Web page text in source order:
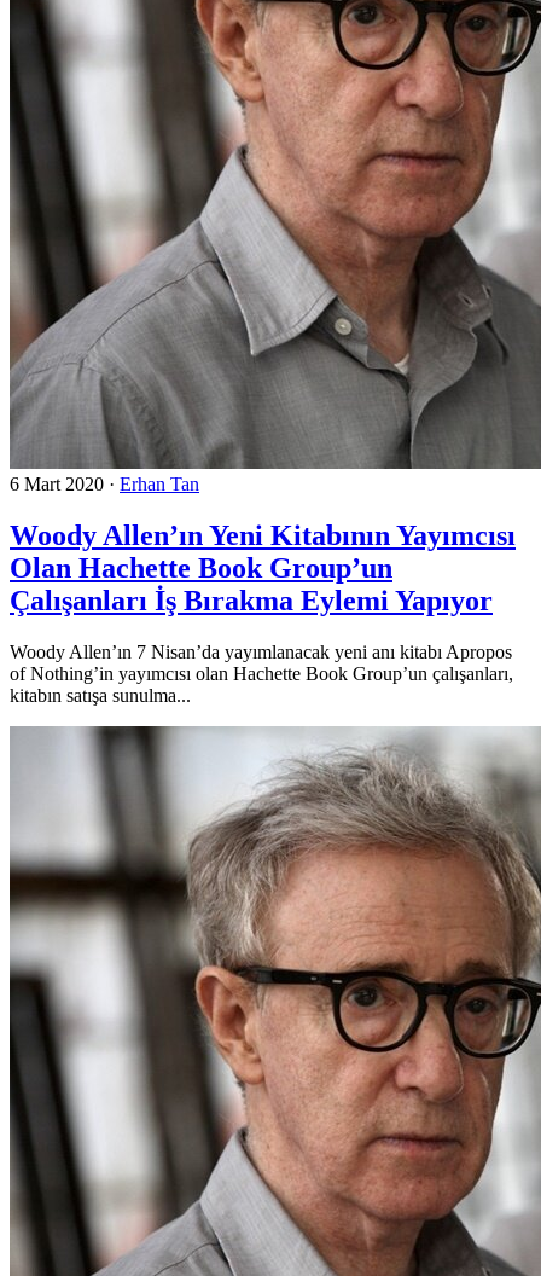
6 Mart 2020 · Erhan Tan
Woody Allen’ın Yeni Kitabının Yayımcısı
Olan Hachette Book Group’un
Çalışanları İş Bırakma Eylemi Yapıyor
Woody Allen’ın 7 Nisan’da yayımlanacak yeni anı kitabı Apropos
of Nothing’in yayımcısı olan Hachette Book Group’un çalışanları,
kitabın satışa sunulma...